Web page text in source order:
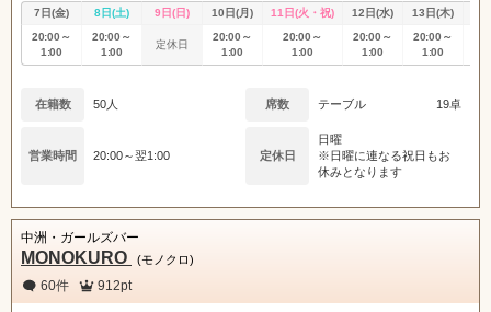
7日(金) 8日(土) 9日(日) 10日(月) 11日(火・祝) 12日(水) 13日(木)
20:00～
1:00
20:00～
1:00
定休日
20:00～
1:00
20:00～
1:00
20:00～
1:00
20:00～
1:00
在籍数 50人 席数 テーブル 19卓
営業時間 20:00～翌1:00 定休日
日曜
※日曜に連なる祝日もお
休みとなります
中洲・ガールズバー
MONOKURO (モノクロ)
60件 912pt